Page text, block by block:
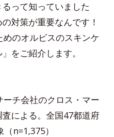
って知っていました
対策が重要なんです！
のオルビスのスキンケ
をご紹介します。
チ会社のクロス・マー
による。全国47都道府
（n=1,375）